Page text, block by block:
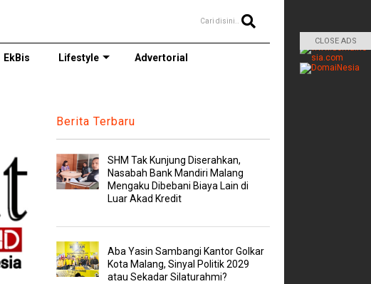
Cari disini..
EkBis Lifestyle Advertorial
Berita Terbaru
SHM Tak Kunjung Diserahkan,
Nasabah Bank Mandiri Malang
Mengaku Dibebani Biaya Lain di
Luar Akad Kredit
Aba Yasin Sambangi Kantor Golkar
Kota Malang, Sinyal Politik 2029
atau Sekadar Silaturahmi?
CLOSE ADS